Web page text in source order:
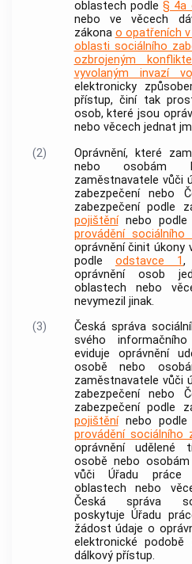
oblastech podle§ 4a
nebo ve věcech
zákona o opatřeních
oblasti sociálního
ozbrojeným
vyvolaným invazí
elektronicky
přístup, činí tak
osob, které jsou
nebo věcech jednat
(2)
Oprávnění, které
nebo osobám
zaměstnavatele vůči
zabezpečení nebo
zabezpečení podle
pojištěnínebo podle
provádění sociálního
oprávnění činit úkony
podle odstavce 1,
oprávnění osob
oblastech nebo
nevymezil jinak.
(3)
Česká správa
svého
eviduje oprávnění
osobě nebo
zaměstnavatele vůči
zabezpečení nebo
zabezpečení podle
pojištěnínebo podle
provádění sociálního
oprávnění udělené
osobě nebo
vůči Úřadu
oblastech nebo
Česká správa
poskytuje Úřadu
žádost údaje o
elektronické podobě
dálkový přístup.